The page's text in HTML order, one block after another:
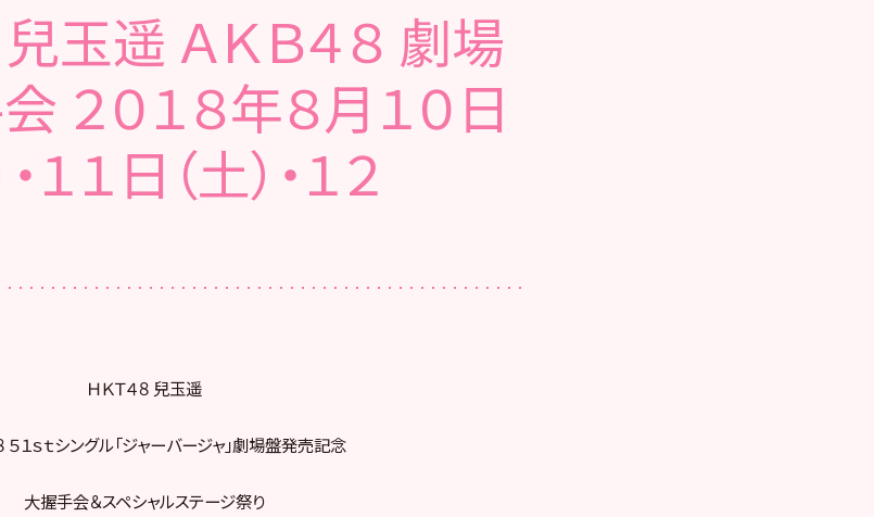
兒玉遥 ＡＫＢ４８ 劇場
２０１８年８月１０日
・１１日（土）・１２
ＨＫＴ４８ 兒玉遥
５１ｓｔシングル「ジャーバージャ」劇場盤発売記念
大握手会＆スペシャルステージ祭り